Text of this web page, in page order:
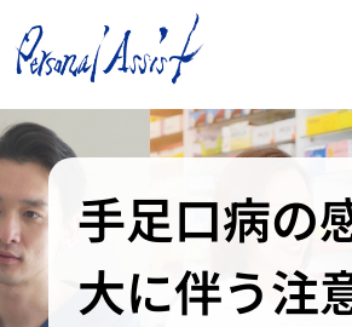
手足口病の
大に伴う注